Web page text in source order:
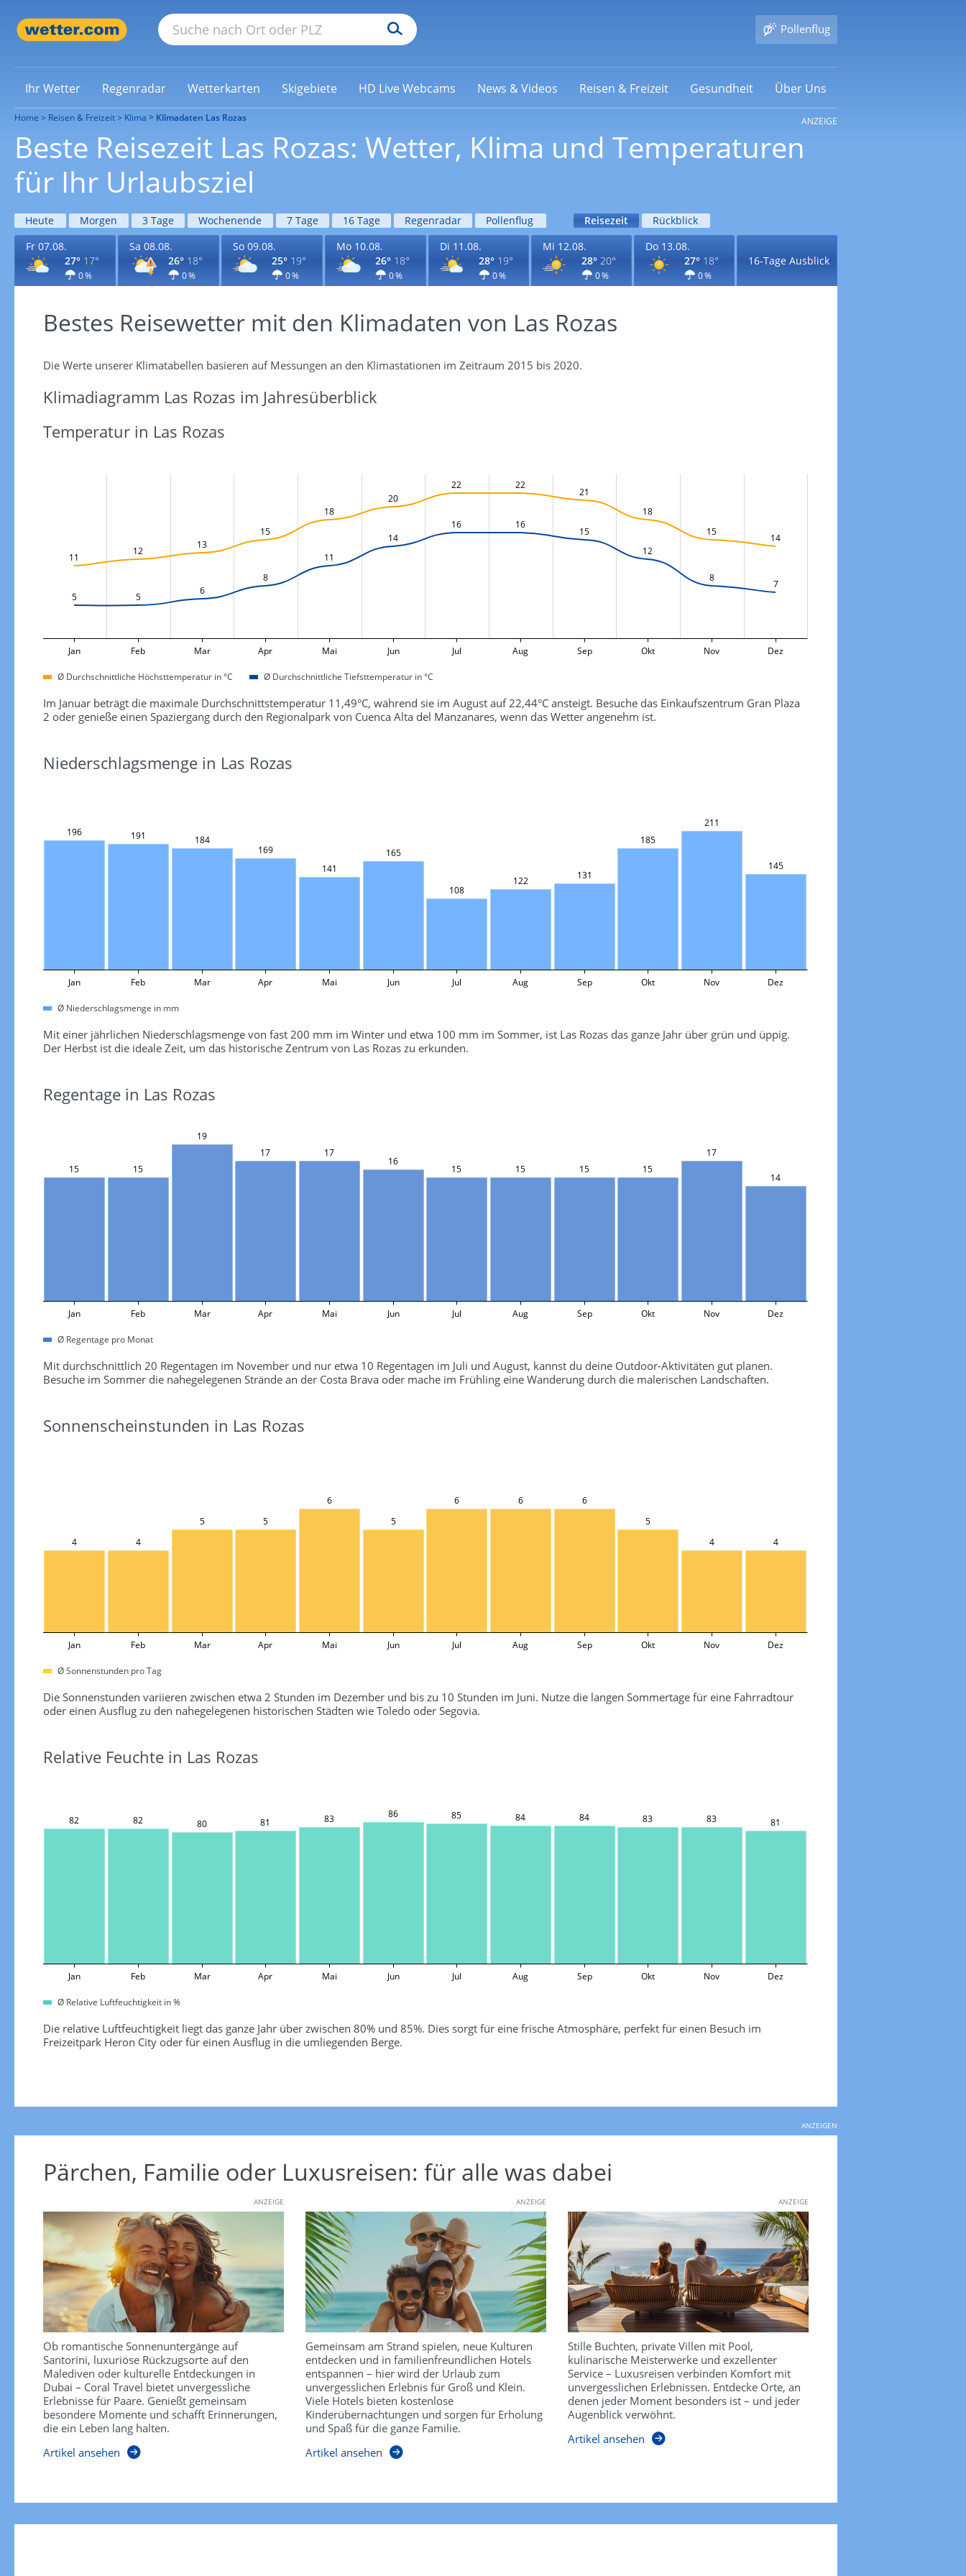
Pollenflug
Ihr Wetter Regenradar Wetterkarten Skigebiete HD Live Webcams News & Videos Reisen & Freizeit Gesundheit Über Uns
Home Reisen & Freizeit Klima Klimadaten Las Rozas
Beste Reisezeit Las Rozas: Wetter, Klima und Temperaturen
für Ihr Urlaubsziel
ANZEIGE
Heute Morgen 3 Tage Wochenende 7 Tage 16 Tage Regenradar Pollenflug Reisezeit
Rückblick
Fr 07.08.
27° 17°
0 %
Sa 08.08.
26° 18°
0 %
So 09.08.
25° 19°
0 %
Mo 10.08.
26° 18°
0 %
Di 11.08.
28° 19°
0 %
Mi 12.08.
28° 20°
0 %
Do 13.08.
27° 18°
0 %
16-Tage Ausblick
Bestes Reisewetter mit den Klimadaten von Las Rozas
Die Werte unserer Klimatabellen basieren auf Messungen an den Klimastationen im Zeitraum 2015 bis 2020.
Klimadiagramm Las Rozas im Jahresüberblick
Temperatur in Las Rozas
11
12
13
15
18
20
22 22
21
18
15
14
5 5
6
8
11
14
16 16
15
12
8
7
Jan Feb Mar Apr Mai Jun Jul Aug Sep Okt Nov Dez
Ø Durchschnittliche Höchsttemperatur in °C Ø Durchschnittliche Tiefsttemperatur in °C
Im Januar beträgt die maximale Durchschnittstemperatur 11,49°C, während sie im August auf 22,44°C ansteigt. Besuche das Einkaufszentrum Gran Plaza
2 oder genieße einen Spaziergang durch den Regionalpark von Cuenca Alta del Manzanares, wenn das Wetter angenehm ist.
Niederschlagsmenge in Las Rozas
196 191
184
169
141
165
108
122 131
185
211
145
Jan Feb Mar Apr Mai Jun Jul Aug Sep Okt Nov Dez
Ø Niederschlagsmenge in mm
Mit einer jährlichen Niederschlagsmenge von fast 200 mm im Winter und etwa 100 mm im Sommer, ist Las Rozas das ganze Jahr über grün und üppig.
Der Herbst ist die ideale Zeit, um das historische Zentrum von Las Rozas zu erkunden.
Regentage in Las Rozas
15 15
19
17
17
16
15 15 15 15
17
14
Jan Feb Mar Apr Mai Jun Jul Aug Sep Okt Nov Dez
Ø Regentage pro Monat
Mit durchschnittlich 20 Regentagen im November und nur etwa 10 Regentagen im Juli und August, kannst du deine Outdoor-Aktivitäten gut planen.
Besuche im Sommer die nahegelegenen Strände an der Costa Brava oder mache im Frühling eine Wanderung durch die malerischen Landschaften.
Sonnenscheinstunden in Las Rozas
4 4
5 5
6
5
6 6
6
5
4
4
Jan Feb Mar Apr Mai Jun Jul Aug Sep Okt Nov Dez
Ø Sonnenstunden pro Tag
Die Sonnenstunden variieren zwischen etwa 2 Stunden im Dezember und bis zu 10 Stunden im Juni. Nutze die langen Sommertage für eine Fahrradtour
oder einen Ausflug zu den nahegelegenen historischen Städten wie Toledo oder Segovia.
Relative Feuchte in Las Rozas
82 82 80 81 83 86 85 84 84 83 83 81
Jan Feb Mar Apr Mai Jun Jul Aug Sep Okt Nov Dez
Ø Relative Luftfeuchtigkeit in %
Die relative Luftfeuchtigkeit liegt das ganze Jahr über zwischen 80% und 85%. Dies sorgt für eine frische Atmosphäre, perfekt für einen Besuch im
Freizeitpark Heron City oder für einen Ausflug in die umliegenden Berge.
ANZEIGEN
Pärchen, Familie oder Luxusreisen: für alle was dabei
ANZEIGE
Ob romantische Sonnenuntergänge auf
Santorini, luxuriöse Rückzugsorte auf den
Malediven oder kulturelle Entdeckungen in
Dubai – Coral Travel bietet unvergessliche
Erlebnisse für Paare. Genießt gemeinsam
besondere Momente und schafft Erinnerungen,
die ein Leben lang halten.
Artikel ansehen
ANZEIGE
Gemeinsam am Strand spielen, neue Kulturen
entdecken und in familienfreundlichen Hotels
entspannen – hier wird der Urlaub zum
unvergesslichen Erlebnis für Groß und Klein.
Viele Hotels bieten kostenlose
Kinderübernachtungen und sorgen für Erholung
und Spaß für die ganze Familie.
Artikel ansehen
ANZEIGE
Stille Buchten, private Villen mit Pool,
kulinarische Meisterwerke und exzellenter
Service – Luxusreisen verbinden Komfort mit
unvergesslichen Erlebnissen. Entdecke Orte, an
denen jeder Moment besonders ist – und jeder
Augenblick verwöhnt.
Artikel ansehen